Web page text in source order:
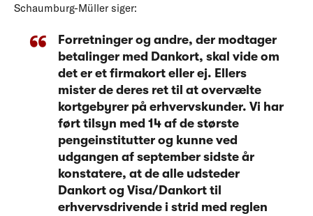
Schaumburg-Müller siger:
Forretninger og andre, der modtager
betalinger med Dankort, skal vide om
det er et firmakort eller ej. Ellers
mister de deres ret til at overvælte
kortgebyrer på erhvervskunder. Vi har
ført tilsyn med 14 af de største
pengeinstitutter og kunne ved
udgangen af september sidste år
konstatere, at de alle udsteder
Dankort og Visa/Dankort til
erhvervsdrivende i strid med reglen